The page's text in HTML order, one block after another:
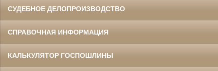
СУДЕБНОЕ ДЕЛОПРОИЗВОДСТВО
СПРАВОЧНАЯ ИНФОРМАЦИЯ
КАЛЬКУЛЯТОР ГОСПОШЛИНЫ